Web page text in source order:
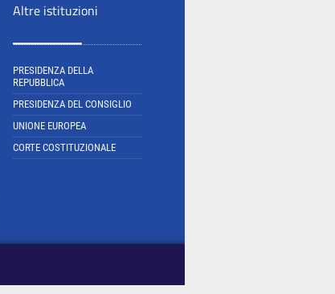
Altre istituzioni
PRESIDENZA DELLA
REPUBBLICA
PRESIDENZA DEL CONSIGLIO
UNIONE EUROPEA
CORTE COSTITUZIONALE